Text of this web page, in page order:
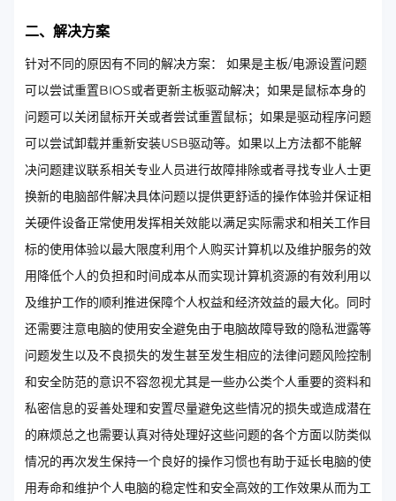
二、解决方案
针对不同的原因有不同的解决方案： 如果是主板/电源设置问题
可以尝试重置BIOS或者更新主板驱动解决；如果是鼠标本身的
问题可以关闭鼠标开关或者尝试重置鼠标；如果是驱动程序问题
可以尝试卸载并重新安装USB驱动等。如果以上方法都不能解
决问题建议联系相关专业人员进行故障排除或者寻找专业人士更
换新的电脑部件解决具体问题以提供更舒适的操作体验并保证相
关硬件设备正常使用发挥相关效能以满足实际需求和相关工作目
标的使用体验以最大限度利用个人购买计算机以及维护服务的效
用降低个人的负担和时间成本从而实现计算机资源的有效利用以
及维护工作的顺利推进保障个人权益和经济效益的最大化。同时
还需要注意电脑的使用安全避免由于电脑故障导致的隐私泄露等
问题发生以及不良损失的发生甚至发生相应的法律问题风险控制
和安全防范的意识不容忽视尤其是一些办公类个人重要的资料和
私密信息的妥善处理和安置尽量避免这些情况的损失或造成潜在
的麻烦总之也需要认真对待处理好这些问题的各个方面以防类似
情况的再次发生保持一个良好的操作习惯也有助于延长电脑的使
用寿命和维护个人电脑的稳定性和安全高效的工作效果从而为工